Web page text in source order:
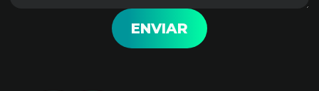
ENVIAR